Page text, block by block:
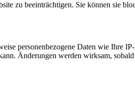
zu beeinträchtigen. Sie können sie
personenbezogene Daten wie Ihre
Änderungen werden wirksam,